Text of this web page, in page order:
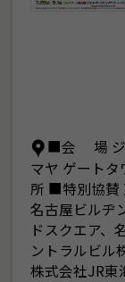
■会 場 ジ
マヤ ゲート
所 ■特別協
名古屋ビルヂ
ドスクエア、
ントラルビル
株式会社JR東